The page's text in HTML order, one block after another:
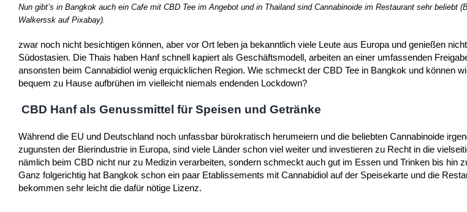
Nun gibt’s in Bangkok auch ein Cafe mit CBD Tee im Angebot und in Thailand sind Cannabinoide im Restaurant sehr beliebt
Walkerssk auf Pixabay).
zwar noch nicht besichtigen können, aber vor Ort leben ja bekanntlich viele Leute aus Europa und genießen
Südostasien. Die Thais haben Hanf schnell kapiert als Geschäftsmodell, arbeiten an einer umfassenden
ansonsten beim Cannabidiol wenig erquicklichen Region. Wie schmeckt der CBD Tee in Bangkok und können
bequem zu Hause aufbrühen im vielleicht niemals endenden Lockdown?
CBD Hanf als Genussmittel für Speisen und Getränke
Während die EU und Deutschland noch unfassbar bürokratisch herumeiern und die beliebten Cannabinoide
zugunsten der Bierindustrie in Europa, sind viele Länder schon viel weiter und investieren zu Recht in die
nämlich beim CBD nicht nur zu Medizin verarbeiten, sondern schmeckt auch gut im Essen und Trinken bis hin
Ganz folgerichtig hat Bangkok schon ein paar Etablissements mit Cannabidiol auf der Speisekarte und die
bekommen sehr leicht die dafür nötige Lizenz.